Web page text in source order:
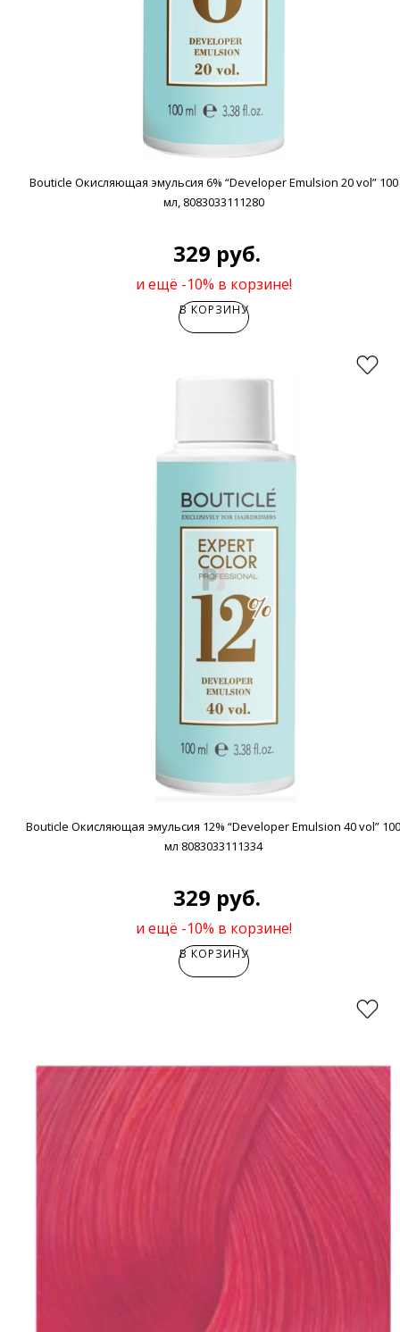
Bouticle Окисляющая эмульсия 6% “Developer Emulsion 20 vol” 100
мл, 8083033111280
329 руб.
и ещё -10% в корзине!
В КОРЗИНУ
Bouticle Окисляющая эмульсия 12% “Developer Emulsion 40 vol” 100
мл 8083033111334
329 руб.
и ещё -10% в корзине!
В КОРЗИНУ